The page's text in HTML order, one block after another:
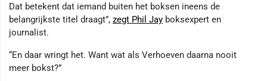
Dat betekent dat iemand buiten het boksen ineens de
belangrijkste titel draagt”, zegt Phil Jay boksexpert en
journalist.
“En daar wringt het. Want wat als Verhoeven daarna nooit
meer bokst?”